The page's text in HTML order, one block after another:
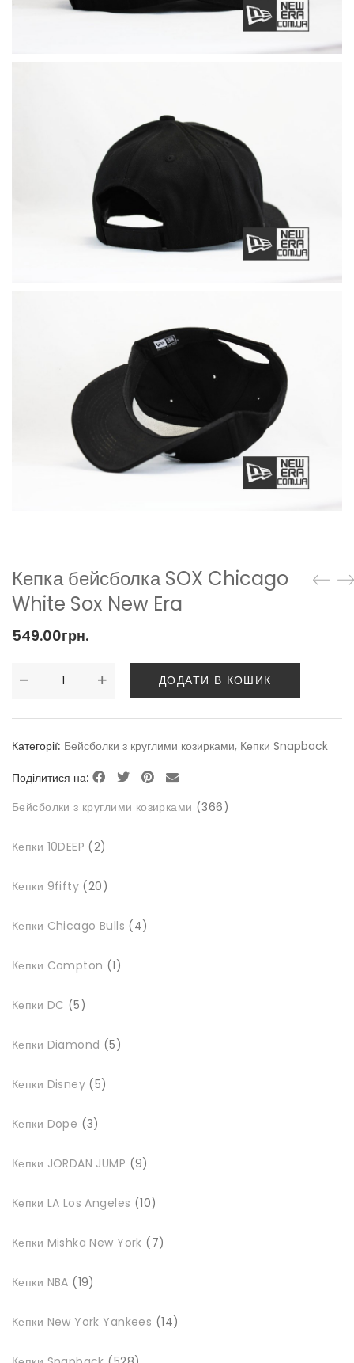
Кепка бейсболка SOX Chicago
White Sox New Era
549.00грн.
ДОДАТИ В КОШИК
Категорії: Бейсболки з круглими козирками, Кепки Snapback
Поділитися на:
Бейсболки з круглими козирками
366366
Кепки 10DEEP
2товари
Кепки 9fifty 20товарів
Кепки Chicago Bulls 4товари
Кепки Compton 1товар
Кепки DC 5товарів
Кепки Diamond 5товарів
Кепки Disney 5товарів
Кепки Dope 3товари
Кепки JORDAN JUMP 9товарів
Кепки LA Los Angeles 10товарів
Кепки Mishka New York 7товарів
Кепки NBA 19товарів
Кепки New York Yankees 14товарів